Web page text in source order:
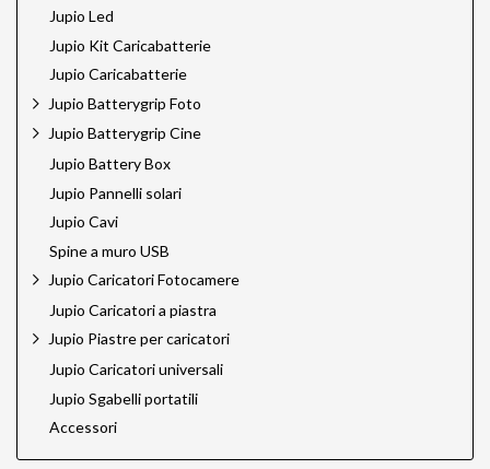
Jupio Led
Jupio Kit Caricabatterie
Jupio Caricabatterie
Jupio Batterygrip Foto
Jupio Batterygrip Cine
Jupio Battery Box
Jupio Pannelli solari
Jupio Cavi
Spine a muro USB
Jupio Caricatori Fotocamere
Jupio Caricatori a piastra
Jupio Piastre per caricatori
Jupio Caricatori universali
Jupio Sgabelli portatili
Accessori